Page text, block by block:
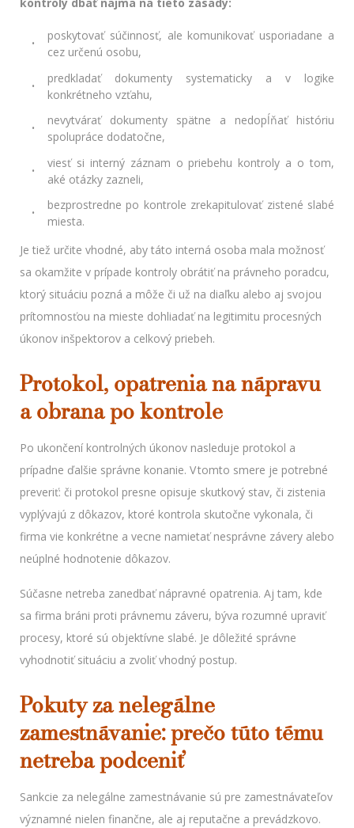
kontroly dbať najmä na tieto zásady:
poskytovať súčinnosť, ale komunikovať usporiadane a
cez určenú osobu,
predkladať dokumenty systematicky a v logike
konkrétneho vzťahu,
nevytvárať dokumenty spätne a nedopĺňať históriu
spolupráce dodatočne,
viesť si interný záznam o priebehu kontroly a o tom,
aké otázky zazneli,
bezprostredne po kontrole zrekapitulovať zistené slabé
miesta.
Je tiež určite vhodné, aby táto interná osoba mala možnosť
sa okamžite v prípade kontroly obrátiť na právneho poradcu,
ktorý situáciu pozná a môže či už na diaľku alebo aj svojou
prítomnosťou na mieste dohliadať na legitimitu procesných
úkonov inšpektorov a celkový priebeh.
Protokol, opatrenia na nápravu
a obrana po kontrole
Po ukončení kontrolných úkonov nasleduje protokol a
prípadne ďalšie správne konanie. V tomto smere je potrebné
preveriť: či protokol presne opisuje skutkový stav, či zistenia
vyplývajú z dôkazov, ktoré kontrola skutočne vykonala, či
firma vie konkrétne a vecne namietať nesprávne závery alebo
neúplné hodnotenie dôkazov.
Súčasne netreba zanedbať nápravné opatrenia. Aj tam, kde
sa firma bráni proti právnemu záveru, býva rozumné upraviť
procesy, ktoré sú objektívne slabé. Je dôležité správne
vyhodnotiť situáciu a zvoliť vhodný postup.
Pokuty za nelegálne
zamestnávanie: prečo túto tému
netreba podceniť
Sankcie za nelegálne zamestnávanie sú pre zamestnávateľov
významné nielen finančne, ale aj reputačne a prevádzkovo.